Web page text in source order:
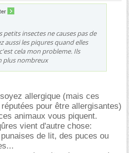
petits insectes ne causes pas de
aussi les piqures quand elles
cela mon probleme. Ils
plus nombreux
allergique (mais ces
pour être allergisantes)
animaux vous piquent.
vient d'autre chose:
de lit, des puces ou